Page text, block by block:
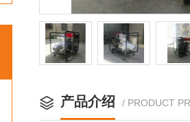
产品介绍 / PRODUCT